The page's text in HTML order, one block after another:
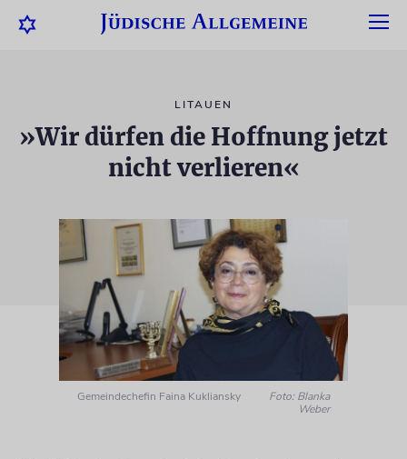
LITAUEN
»Wir dürfen die Hoffnung jetzt
nicht verlieren«
Gemeindechefin Faina Kukliansky
Foto: Blanka
Weber